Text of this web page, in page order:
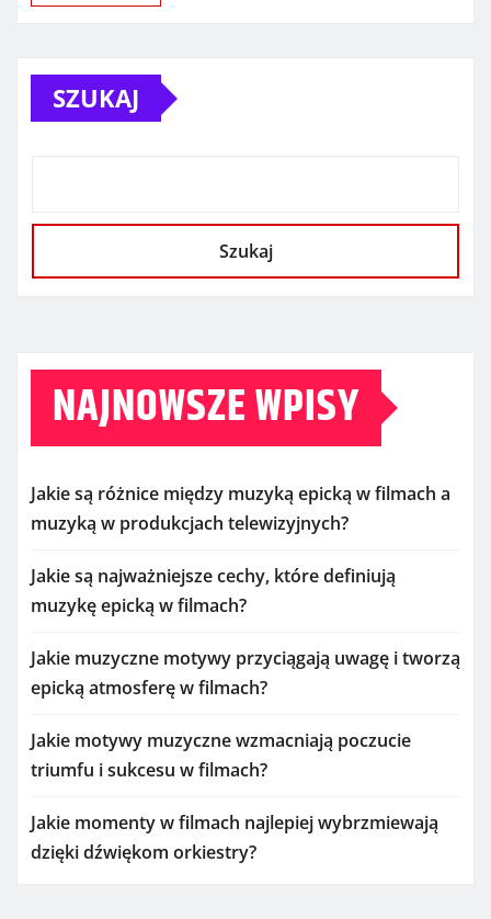
SZUKAJ
Szukaj
NAJNOWSZE WPISY
Jakie są różnice między muzyką epicką w filmach a
muzyką w produkcjach telewizyjnych?
Jakie są najważniejsze cechy, które definiują
muzykę epicką w filmach?
Jakie muzyczne motywy przyciągają uwagę i tworzą
epicką atmosferę w filmach?
Jakie motywy muzyczne wzmacniają poczucie
triumfu i sukcesu w filmach?
Jakie momenty w filmach najlepiej wybrzmiewają
dzięki dźwiękom orkiestry?